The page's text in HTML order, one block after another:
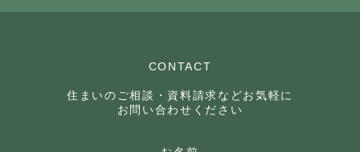
CONTACT
住まいのご相談・資料請求などお気軽に
お問い合わせください